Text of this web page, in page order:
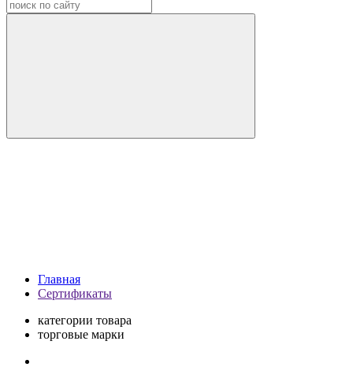
Главная
Сертификаты
категории товара
торговые марки